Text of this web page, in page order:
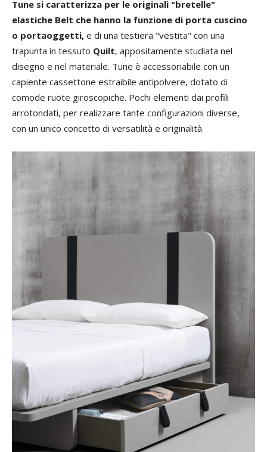
Tune si caratterizza per le originali "bretelle"
elastiche Belt che hanno la funzione di porta cuscino
o portaoggetti, e di una testiera "vestita" con una
trapunta in tessuto Quilt, appositamente studiata nel
disegno e nel materiale. Tune è accessoriabile con un
capiente cassettone estraibile antipolvere, dotato di
comode ruote giroscopiche. Pochi elementi dai profili
arrotondati, per realizzare tante configurazioni diverse,
con un unico concetto di versatilità e originalità.